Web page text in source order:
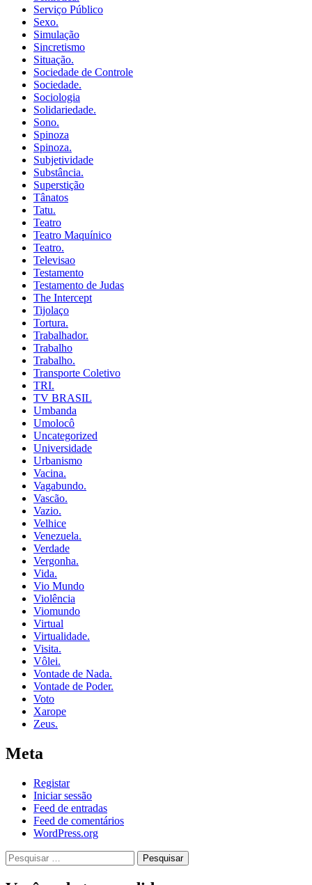
Serviço Público
Sexo.
Simulação
Sincretismo
Situação.
Sociedade de Controle
Sociedade.
Sociologia
Solidariedade.
Sono.
Spinoza
Spinoza.
Subjetividade
Substância.
Superstição
Tânatos
Tatu.
Teatro
Teatro Maquínico
Teatro.
Televisao
Testamento
Testamento de Judas
The Intercept
Tijolaço
Tortura.
Trabalhador.
Trabalho
Trabalho.
Transporte Coletivo
TRI.
TV BRASIL
Umbanda
Umolocô
Uncategorized
Universidade
Urbanismo
Vacina.
Vagabundo.
Vascão.
Vazio.
Velhice
Venezuela.
Verdade
Vergonha.
Vida.
Vio Mundo
Violência
Viomundo
Virtual
Virtualidade.
Visita.
Vôlei.
Vontade de Nada.
Vontade de Poder.
Voto
Xarope
Zeus.
Meta
Registar
Iniciar sessão
Feed de entradas
Feed de comentários
WordPress.org
Pesquisar
por: